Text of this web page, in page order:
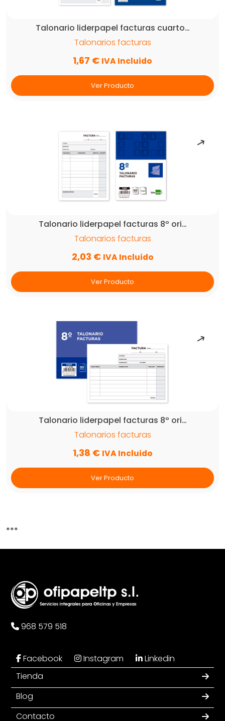
Talonario liderpapel facturas cuarto…
Talonarios facturas
1,67 € IVA Incluido
Ver Producto
Talonario liderpapel facturas 8º ori…
Talonarios facturas
2,03 € IVA Incluido
Ver Producto
Talonario liderpapel facturas 8º ori…
Talonarios facturas
1,38 € IVA Incluido
Ver Producto
***
968 579 518
Facebook Instagram
Linkedin
Tienda
Blog
Contacto